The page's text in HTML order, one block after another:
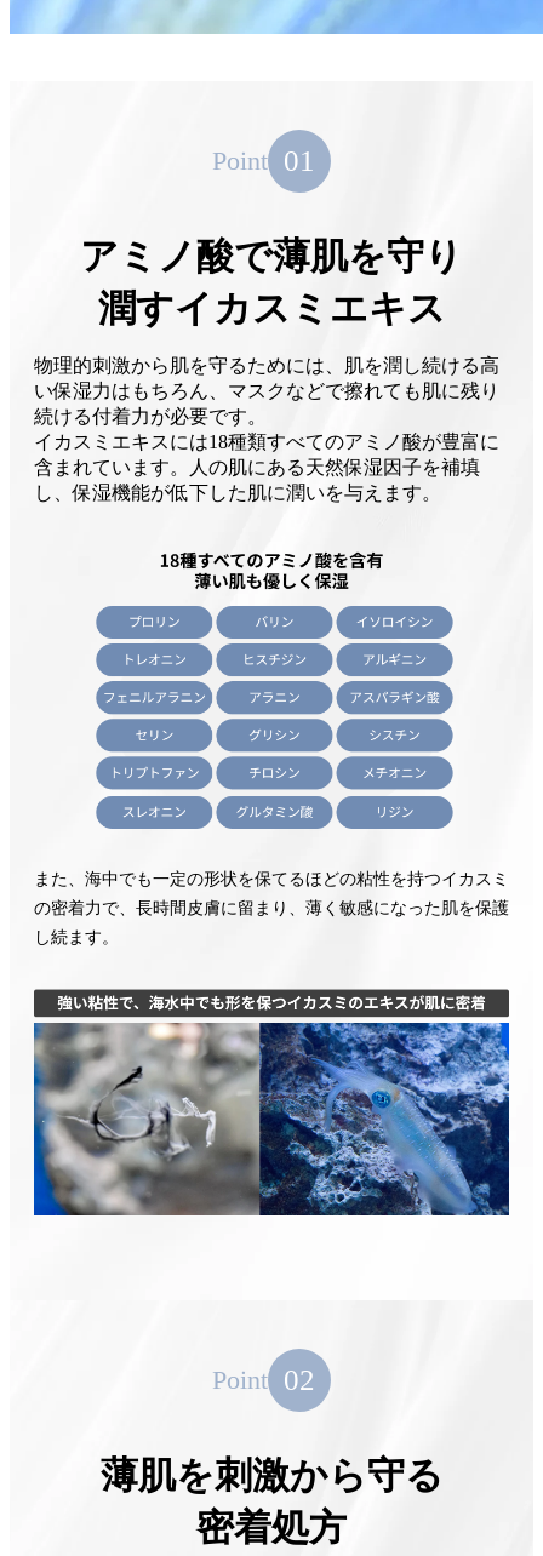
Point 01
アミノ酸で薄肌を守り
潤すイカスミエキス
物理的刺激から肌を守るためには、肌を潤し続ける高
い保湿力はもちろん、マスクなどで擦れても肌に残り
続ける付着力が必要です。
イカスミエキスには18種類すべてのアミノ酸が豊富に
含まれています。人の肌にある天然保湿因子を補填
し、保湿機能が低下した肌に潤いを与えます。
また、海中でも一定の形状を保てるほどの粘性を持つイカスミ
の密着力で、長時間皮膚に留まり、薄く敏感になった肌を保護
し続ます。
Point 02
薄肌を刺激から守る
密着処方